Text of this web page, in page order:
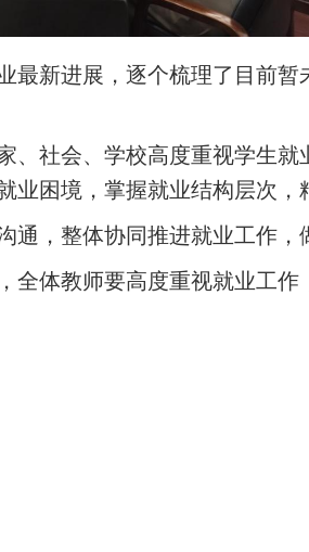
最新进展，逐个梳理了目前暂
、社会、学校高度重视学生就
业困境 ，掌握就业结构层次 ，
通，整体协同推进就业工作，
全体教师要高度重视就业工作